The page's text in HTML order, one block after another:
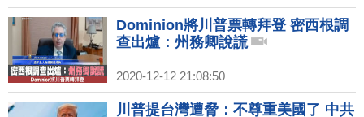
Dominion將川普票轉拜登 密西根調
查出爐：州務卿說謊
2020-12-12 21:08:50
川普提台灣遭脅：不尊重美國了 中共